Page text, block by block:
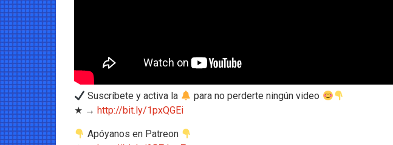
Suscríbete y activa la
para no perderte ningún video
★ → http://bit.ly/1pxQGEi
Apóyanos en Patreon